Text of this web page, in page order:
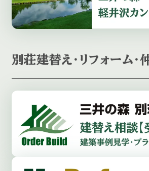
別荘建替え・リフォーム・